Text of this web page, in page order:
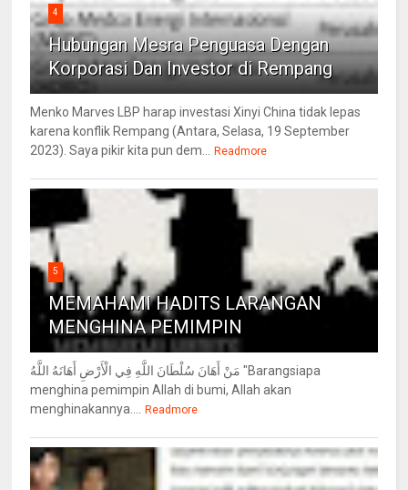
4
Hubungan Mesra Penguasa Dengan
Korporasi Dan Investor di Rempang
Menko Marves LBP harap investasi Xinyi China tidak lepas
karena konflik Rempang (Antara, Selasa, 19 September
2023). Saya pikir kita pun dem...
Readmore
5
MEMAHAMI HADITS LARANGAN
MENGHINA PEMIMPIN
مَنْ أَهَانَ سُلْطَانَ اللَّهِ فِي الْأَرْضِ أَهَانَهُ اللَّهُ "Barangsiapa
menghina pemimpin Allah di bumi, Allah akan
menghinakannya....
Readmore